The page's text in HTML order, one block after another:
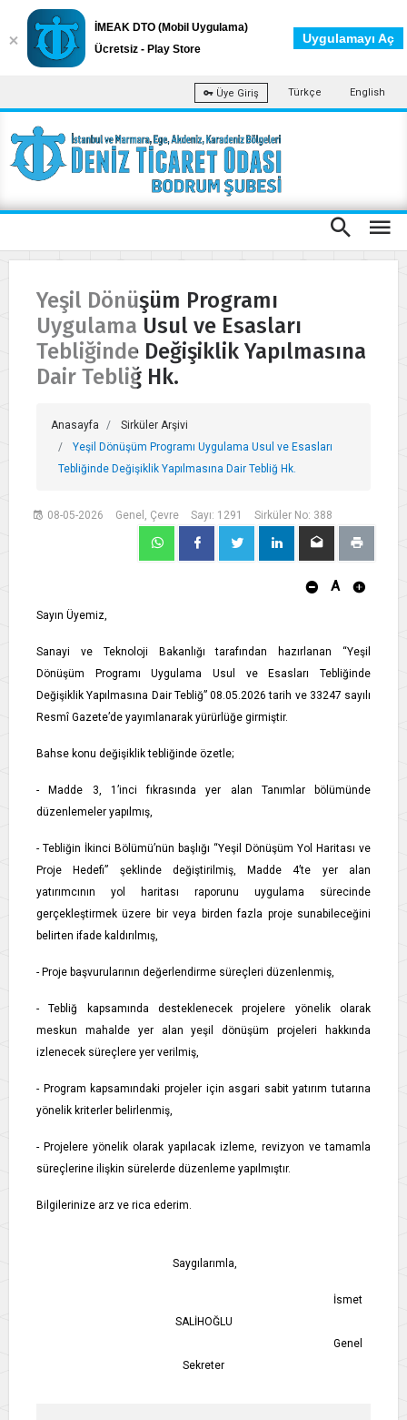
Üye Giriş Türkçe English
Yeşil Dönüşüm Programı
Uygulama Usul ve Esasları
Tebliğinde Değişiklik Yapılmasına
Dair Tebliğ Hk.
Anasayfa
Sirküler Arşivi
Yeşil Dönüşüm Programı Uygulama Usul ve Esasları
Tebliğinde Değişiklik Yapılmasına Dair Tebliğ Hk.
08-05-2026 Genel, Çevre Sayı: 1291 Sirküler No: 388
A
Sayın Üyemiz,
Sanayi ve Teknoloji Bakanlığı tarafından hazırlanan “Yeşil
Dönüşüm Programı Uygulama Usul ve Esasları Tebliğinde
Değişiklik Yapılmasına Dair Tebliğ” 08.05.2026 tarih ve 33247 sayılı
Resmî Gazete’de yayımlanarak yürürlüğe girmiştir.
Bahse konu değişiklik tebliğinde özetle;
- Madde 3, 1’inci fıkrasında yer alan Tanımlar bölümünde
düzenlemeler yapılmış,
- Tebliğin İkinci Bölümü’nün başlığı “Yeşil Dönüşüm Yol Haritası ve
Proje Hedefi” şeklinde değiştirilmiş, Madde 4’te yer alan
yatırımcının yol haritası raporunu uygulama sürecinde
gerçekleştirmek üzere bir veya birden fazla proje sunabileceğini
belirten ifade kaldırılmış,
- Proje başvurularının değerlendirme süreçleri düzenlenmiş,
- Tebliğ kapsamında desteklenecek projelere yönelik olarak
meskun mahalde yer alan yeşil dönüşüm projeleri hakkında
izlenecek süreçlere yer verilmiş,
- Program kapsamındaki projeler için asgari sabit yatırım tutarına
yönelik kriterler belirlenmiş,
- Projelere yönelik olarak yapılacak izleme, revizyon ve tamamla
süreçlerine ilişkin sürelerde düzenleme yapılmıştır.
Bilgilerinize arz ve rica ederim.
Saygılarımla,
İsmet
SALİHOĞLU
Genel
Sekreter
İMEAK DTO (Mobil Uygulama)
Ücretsiz - Play Store
Uygulamayı Aç